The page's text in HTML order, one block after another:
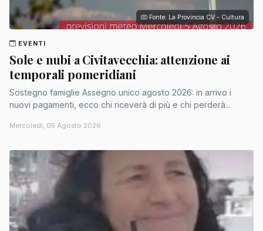
Fonte: La Provincia CV - Cultura
EVENTI
Sole e nubi a Civitavecchia: attenzione ai
temporali pomeridiani
Sostegno famiglie Assegno unico agosto 2026: in arrivo i
nuovi pagamenti, ecco chi riceverà di più e chi perderà...
Mercoledì, 05 Agosto 2026